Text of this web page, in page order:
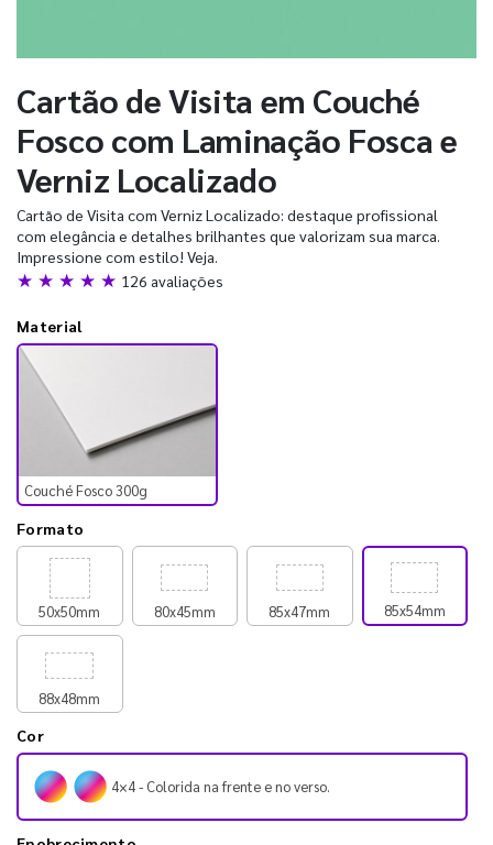
Cartão de Visita em Couché
Fosco com Laminação Fosca e
Verniz Localizado
Cartão de Visita com Verniz Localizado: destaque profissional
com elegância e detalhes brilhantes que valorizam sua marca.
Impressione com estilo! Veja.
★ ★ ★ ★ ★ 126 avaliações
Material
Couché Fosco 300g
Formato
50x50mm 80x45mm 85x47mm 85x54mm
88x48mm
Cor
4×4 - Colorida na frente e no verso.